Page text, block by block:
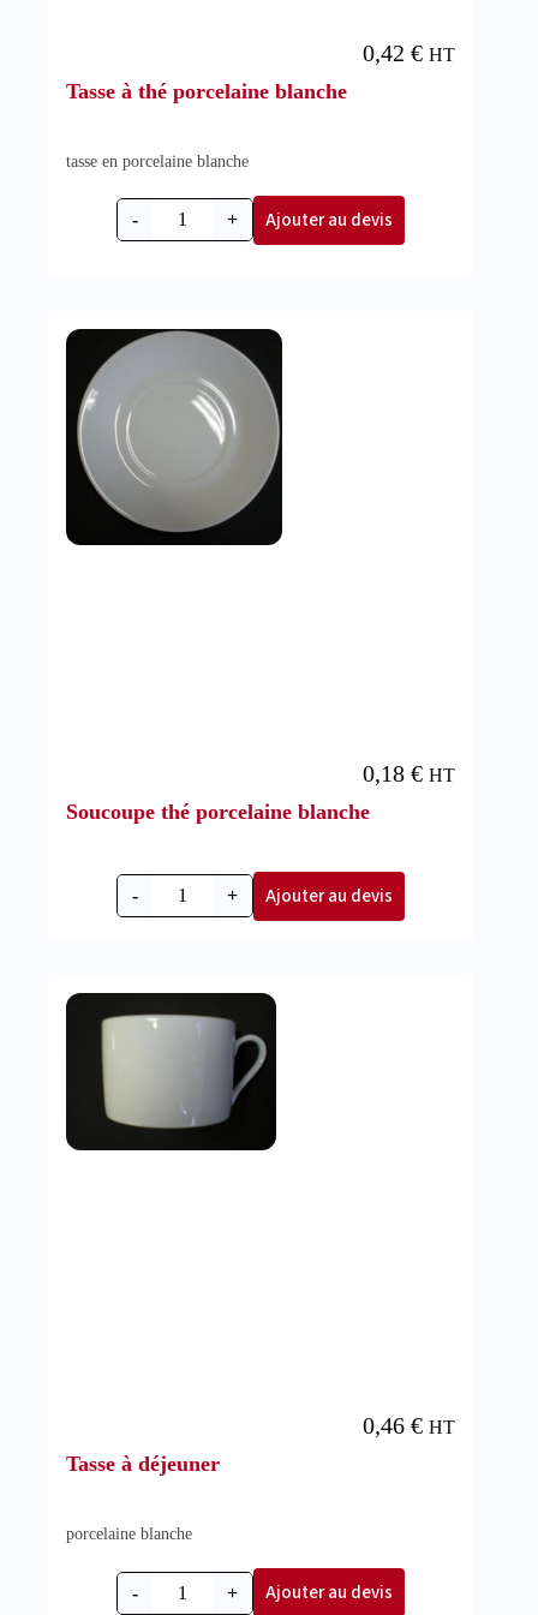
Tasse à thé porcelaine blanche
0,42€ HT
tasse en porcelaine blanche
- + Ajouter au devis
Soucoupe thé porcelaine blanche
0,18€ HT
- + Ajouter au devis
Tasse à déjeuner
0,46€ HT
porcelaine blanche
- + Ajouter au devis